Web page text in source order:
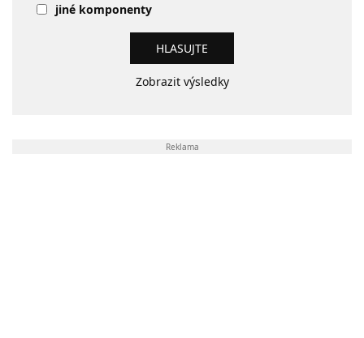
jiné komponenty
Zobrazit výsledky
Reklama